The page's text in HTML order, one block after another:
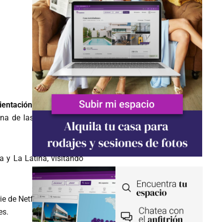
. Y es que esta
de las escenas, que
y La Latina, visitando
de Netflix. Además, te